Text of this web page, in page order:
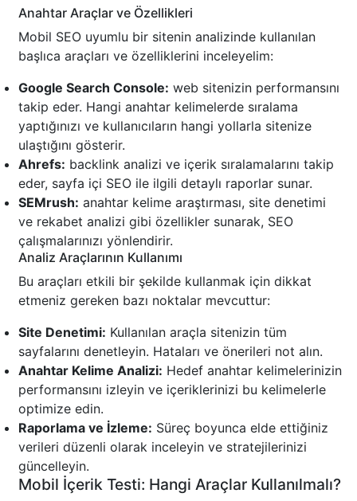
Anahtar Araçlar ve Özellikleri
Mobil SEO uyumlu bir sitenin analizinde kullanılan
başlıca araçları ve özelliklerini inceleyelim:
Google Search Console: web sitenizin performansını
takip eder. Hangi anahtar kelimelerde sıralama
yaptığınızı ve kullanıcıların hangi yollarla sitenize
ulaştığını gösterir.
Ahrefs: backlink analizi ve içerik sıralamalarını takip
eder, sayfa içi SEO ile ilgili detaylı raporlar sunar.
SEMrush: anahtar kelime araştırması, site denetimi
ve rekabet analizi gibi özellikler sunarak, SEO
çalışmalarınızı yönlendirir.
Analiz Araçlarının Kullanımı
Bu araçları etkili bir şekilde kullanmak için dikkat
etmeniz gereken bazı noktalar mevcuttur:
Site Denetimi: Kullanılan araçla sitenizin tüm
sayfalarını denetleyin. Hataları ve önerileri not alın.
Anahtar Kelime Analizi: Hedef anahtar kelimelerinizin
performansını izleyin ve içeriklerinizi bu kelimelerle
optimize edin.
Raporlama ve İzleme: Süreç boyunca elde ettiğiniz
verileri düzenli olarak inceleyin ve stratejilerinizi
güncelleyin.
Mobil İçerik Testi: Hangi Araçlar Kullanılmalı?